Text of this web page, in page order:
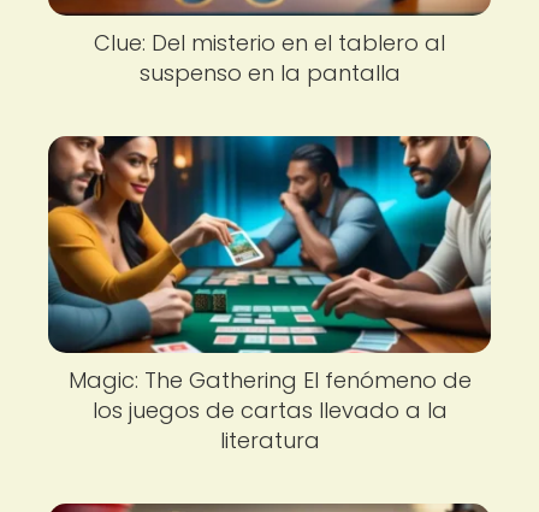
Clue: Del misterio en el tablero al
suspenso en la pantalla
Magic: The Gathering El fenómeno de
los juegos de cartas llevado a la
literatura